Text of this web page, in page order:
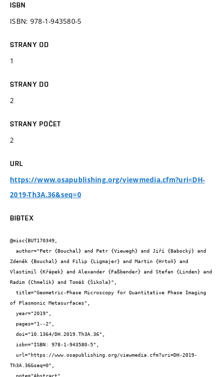
ISBN
ISBN: 978-1-943580-5
STRANY OD
1
STRANY DO
2
STRANY POČET
2
URL
https://www.osapublishing.org/viewmedia.cfm?uri=DH-
2019-Th3A.36&seq=0
BIBTEX
@misc{BUT170349,
Zdeněk {Bouchal} and Filip {Ligmajer} and Martin {Hrtoň} and
Vlastimil {Křápek} and Alexander {Faßbender} and Stefan {Linden} and
Radim {Chmelík} and Tomáš {Šikola}",
of Plasmonic Metasurfaces",
Th3A.36&seq=0",